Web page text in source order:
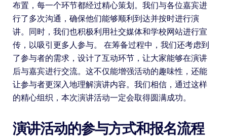
布置，每一个环节都经过精心策划。我们与各位嘉宾进
行了多次沟通，确保他们能够顺利到达并按时进行演
讲。同时，我们也积极利用社交媒体和学校网站进行宣
传，以吸引更多人参与。 在筹备过程中，我们还考虑到
了参与者的需求，设计了互动环节，让大家能够在演讲
后与嘉宾进行交流。这不仅能增强活动的趣味性，还能
让参与者更深入地理解演讲内容。我们相信，通过这样
的精心组织，本次演讲活动一定会取得圆满成功。
演讲活动的参与方式和报名流程